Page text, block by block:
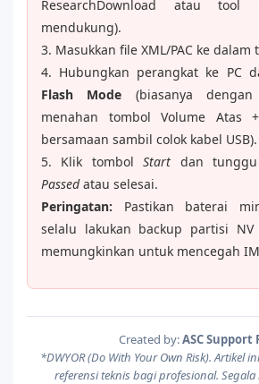
ResearchDownload atau tool
mendukung).
3. Masukkan file XML/PAC ke dalam
4. Hubungkan perangkat ke PC
Flash Mode (biasanya
menahan tombol Volume Atas
bersamaan sambil colok kabel USB).
5. Klik tombolStart dan
Passedatau selesai.
Peringatan: Pastikan baterai
selalu lakukan backup partisi NV
memungkinkan untuk mencegah
Created by:ASC Support
*DWYOR (Do With Your Own Risk). Artikel
referensi teknis bagi profesional.